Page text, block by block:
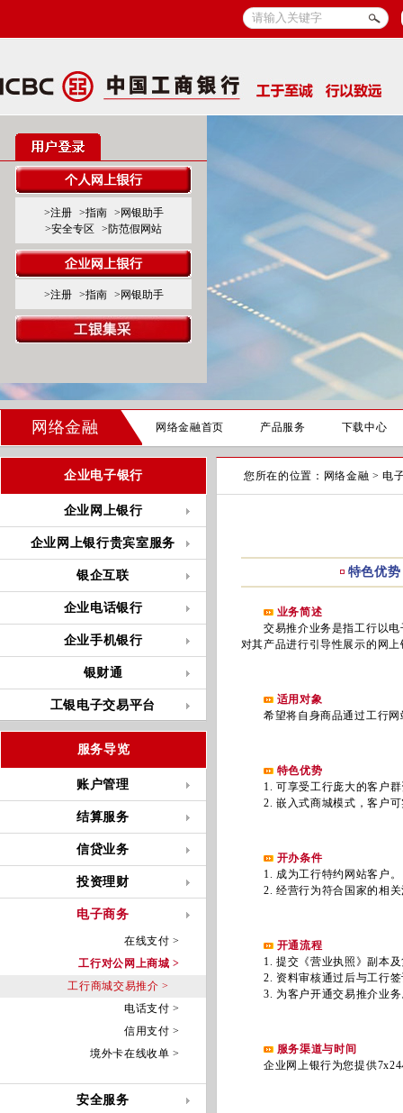
>注册 >指南
>网银助手
>安全专区
>防范假网站
>注册 >指南 >网银助手
网络金融 网络金融首页 产品服务 下载中心
企业电子银行
企业网上银行
企业网上银行贵宾室服务
银企互联
企业电话银行
企业手机银行
银财通
工银电子交易平台
服务导览
账户管理
结算服务
信贷业务
投资理财
电子商务
在线支付 >
工行对公网上商城 >
工行商城交易推介 >
电话支付 >
信用支付 >
境外卡在线收单 >
安全服务
您所在的位置： 网络金融 >电
特色优势
业务简述
交易推介业务是指工行以电
对其产品进行引导性展示的网
适用对象
希望将自身商品通过工行网
特色优势
1. 可享受工行庞大的客户群
2. 嵌入式商城模式，客户可
开办条件
1. 成为工行特约网站客户。
2. 经营行为符合国家的相关
开通流程
1. 提交《营业执照》副本及
2. 资料审核通过后与工行签
3. 为客户开通交易推介业务
服务渠道与时间
企业网上银行为您提供7x24